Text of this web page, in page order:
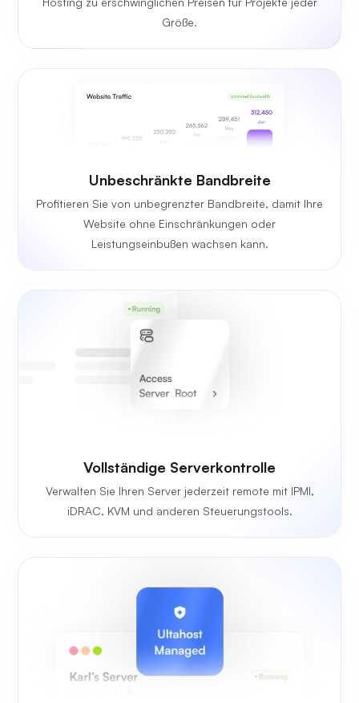
Größe.
Unbeschränkte Bandbreite
Profitieren Sie von unbegrenzter Bandbreite, damit Ihre
Website ohne Einschränkungen oder
Leistungseinbußen wachsen kann.
Vollständige Serverkontrolle
Verwalten Sie Ihren Server jederzeit remote mit IPMI,
iDRAC, KVM und anderen Steuerungstools.